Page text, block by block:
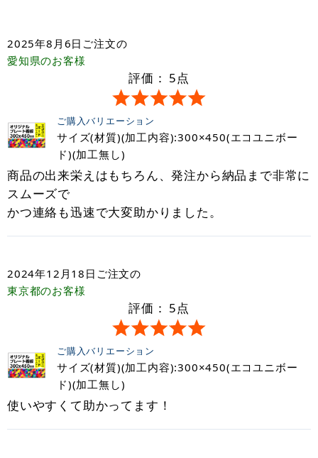
2025年8月6日 ご注文の
愛知県のお客様
評価： 5点
ご購入バリエーション
サイズ(材質)(加工内容):300×450(エコユニボー
ド)(加工無し)
商品の出来栄えはもちろん、発注から納品まで非常に
スムーズで
かつ連絡も迅速で大変助かりました。
2024年12月18日 ご注文の
東京都のお客様
評価： 5点
ご購入バリエーション
サイズ(材質)(加工内容):300×450(エコユニボー
ド)(加工無し)
使いやすくて助かってます！